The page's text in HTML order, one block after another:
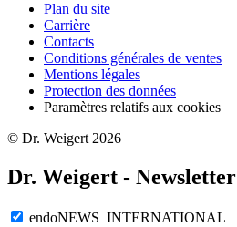
Plan du site
Carrière
Contacts
Conditions générales de ventes
Mentions légales
Protection des données
Paramètres relatifs aux cookies
© Dr. Weigert 2026
Dr. Weigert - Newsletter
endoNEWS INTERNATIONAL